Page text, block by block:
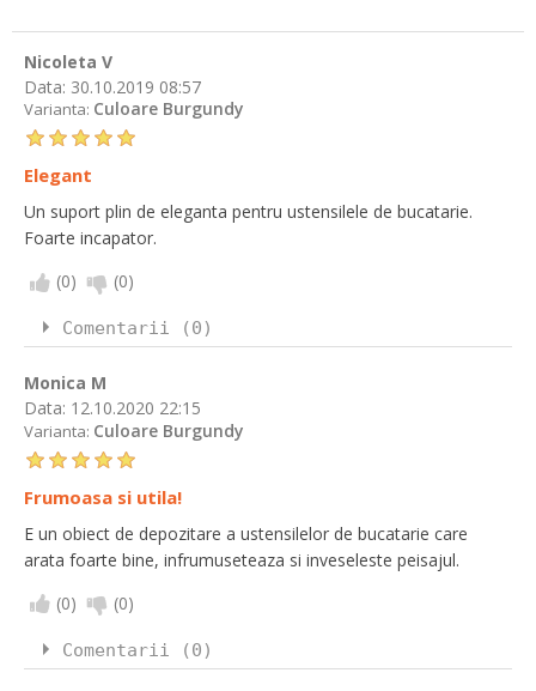
Nicoleta V
Data: 30.10.2019 08:57
Varianta: Culoare Burgundy
Elegant
Un suport plin de eleganta pentru ustensilele de bucatarie.
Foarte incapator.
(0) (0)
Comentarii (0)
Monica M
Data: 12.10.2020 22:15
Varianta: Culoare Burgundy
Frumoasa si utila!
E un obiect de depozitare a ustensilelor de bucatarie care
arata foarte bine, infrumuseteaza si inveseleste peisajul.
(0) (0)
Comentarii (0)